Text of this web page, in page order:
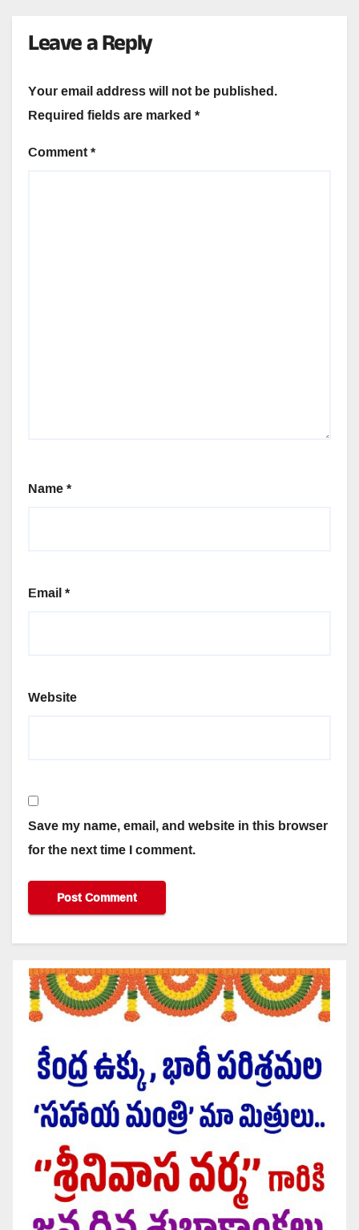
Leave a Reply
Your email address will not be published.
Required fields are marked*
Comment*
Name*
Email*
Website
Save my name, email, and website in this browser
for the next time I comment.